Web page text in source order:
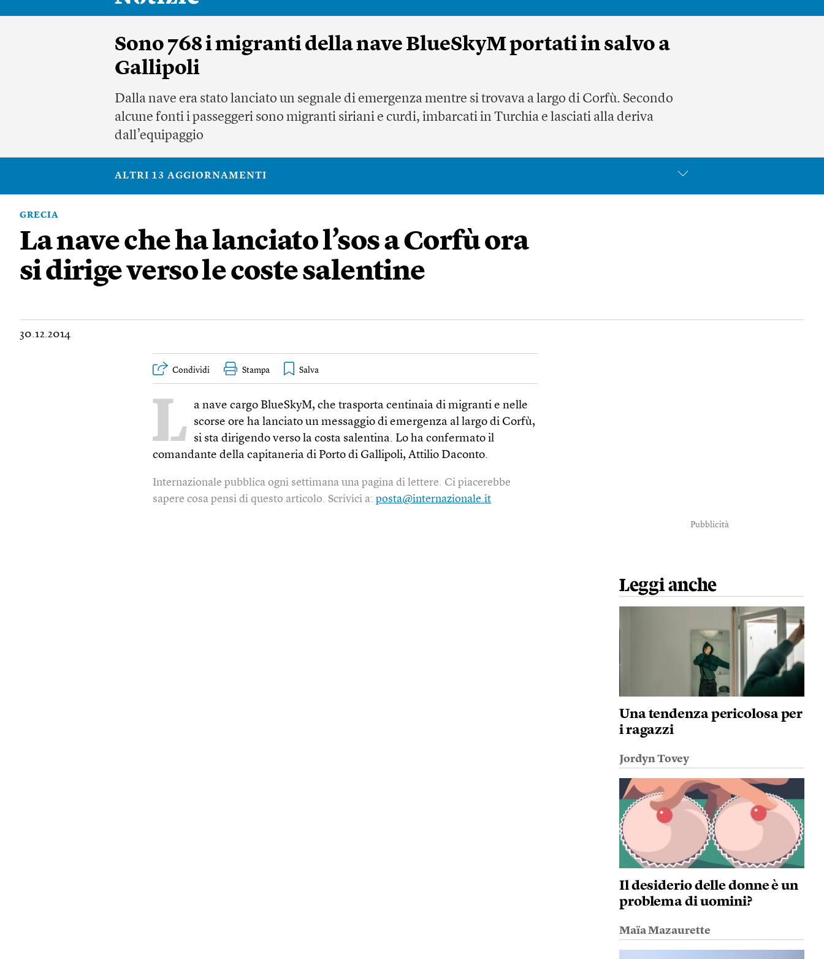
Sono 768 i migranti della nave BlueSkyM portati in salvo a
Gallipoli
Dalla nave era stato lanciato un segnale di emergenza mentre si trovava a largo di Corfù. Secondo
alcune fonti i passeggeri sono migranti siriani e curdi, imbarcati in Turchia e lasciati alla deriva
dall’equipaggio
ALTRI 13 AGGIORNAMENTI
GRECIA
La nave che ha lanciato l’sos a Corfù ora
si dirige verso le coste salentine
30.12.2014
Condividi Stampa
L
a nave cargo BlueSkyM, che trasporta centinaia di migranti e nelle
scorse ore ha lanciato un messaggio di emergenza al largo di Corfù,
si sta dirigendo verso la costa salentina. Lo ha confermato il
comandante della capitaneria di Porto di Gallipoli, Attilio Daconto.
Internazionale pubblica ogni settimana una pagina di lettere. Ci piacerebbe
sapere cosa pensi di questo articolo. Scrivici a:posta@internazionale.it
Pubblicità
Leggi anche
Una tendenza pericolosa per
i ragazzi
Jordyn Tovey
Il desiderio delle donne è un
problema di uomini?
Maïa Mazaurette